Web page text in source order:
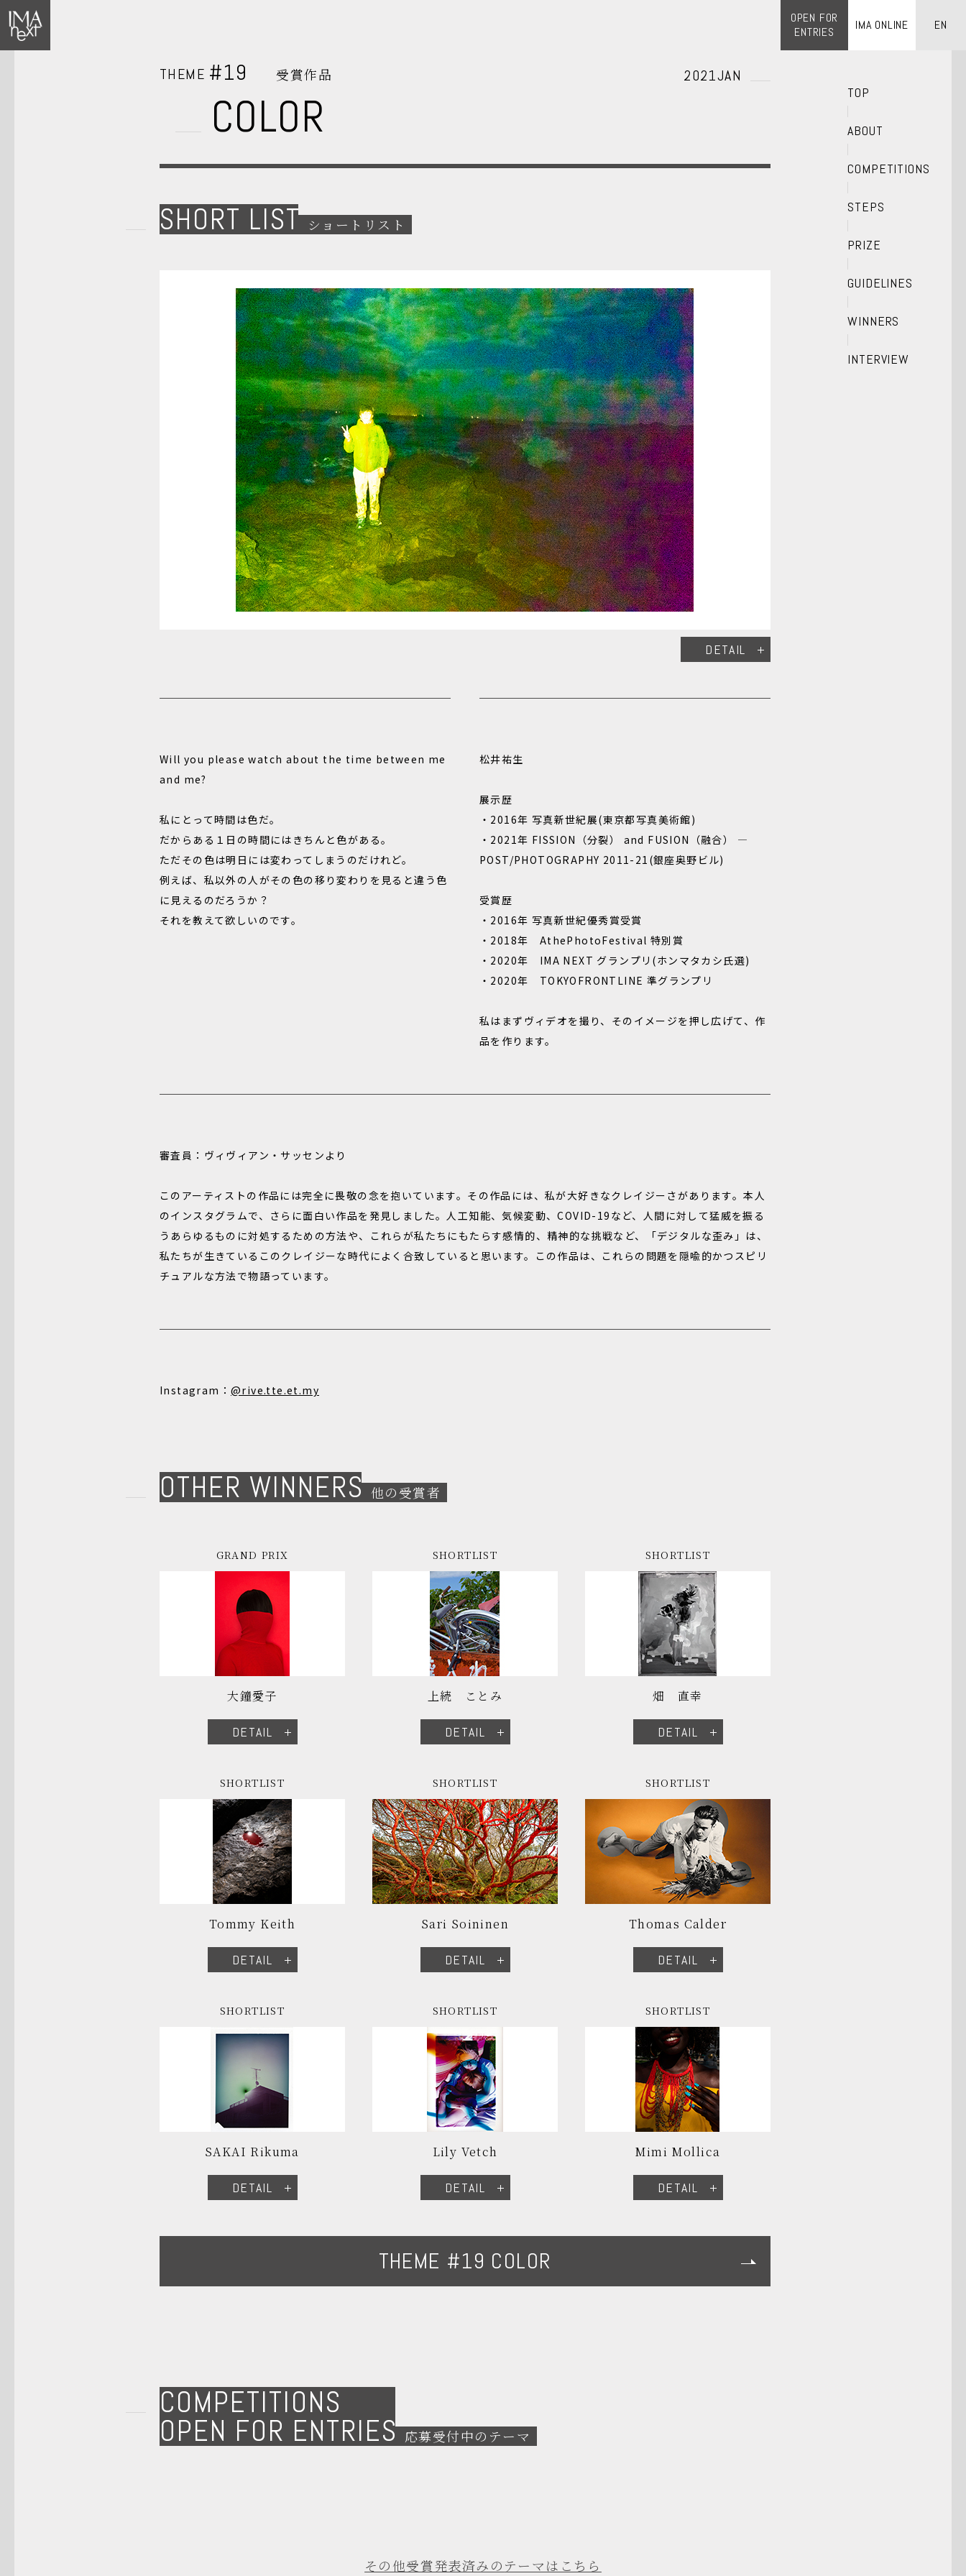
OPEN FOR
ENTRIES
EN
TOP
ABOUT
COMPETITIONS
STEPS
PRIZE
GUIDELINES
WINNERS
INTERVIEW
IMA ONLINE
THEME #19 受賞作品 2021JAN
COLOR
SHORT LIST ショートリスト
DETAIL
Will you please watch about the time between me
and me?
私にとって時間は色だ。
だからある１日の時間にはきちんと色がある。
ただその色は明日には変わってしまうのだけれど。
例えば、私以外の人がその色の移り変わりを見ると違う色
に見えるのだろうか？
それを教えて欲しいのです。
松井祐生
展示歴
・2016年 写真新世紀展(東京都写真美術館)
・2021年 FISSION（分裂） and FUSION（融合） —
POST/PHOTOGRAPHY 2011-21(銀座奥野ビル)
受賞歴
・2016年 写真新世紀優秀賞受賞
・2018年 AthePhotoFestival 特別賞
・2020年 IMA NEXT グランプリ(ホンマタカシ氏選)
・2020年 TOKYOFRONTLINE 準グランプリ
私はまずヴィデオを撮り、そのイメージを押し広げて、作
品を作ります。
審査員：ヴィヴィアン・サッセンより
このアーティストの作品には完全に畏敬の念を抱いています。その作品には、私が大好きなクレイジーさがあります。本人
のインスタグラムで、さらに面白い作品を発見しました。人工知能、気候変動、COVID-19など、人間に対して猛威を振る
うあらゆるものに対処するための方法や、これらが私たちにもたらす感情的、精神的な挑戦など、「デジタルな歪み」は、
私たちが生きているこのクレイジーな時代によく合致していると思います。この作品は、これらの問題を隠喩的かつスピリ
チュアルな方法で物語っています。
Instagram：@rive.tte.et.my
OTHER WINNERS 他の受賞者
GRAND PRIX
大鐘愛子
DETAIL
SHORTLIST
上続 ことみ
DETAIL
SHORTLIST
畑 直幸
DETAIL
SHORTLIST
Tommy Keith
DETAIL
SHORTLIST
Sari Soininen
DETAIL
SHORTLIST
Thomas Calder
DETAIL
SHORTLIST
SAKAI Rikuma
DETAIL
SHORTLIST
Lily Vetch
DETAIL
SHORTLIST
Mimi Mollica
DETAIL
THEME #19 COLOR
COMPETITIONS
OPEN FOR ENTRIES 応募受付中のテーマ
その他受賞発表済みのテーマはこちら